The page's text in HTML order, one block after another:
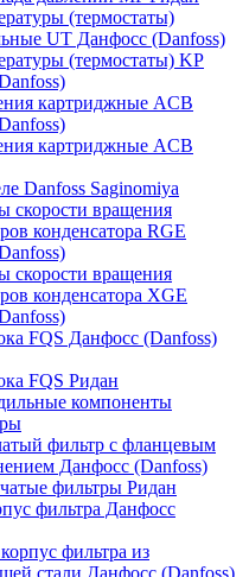
(термостаты)
UT Данфосс (Danfoss)
(термостаты) KP
картриджные ACB
картриджные ACB
Danfoss Saginomiya
скорости вращения
конденсатора RGE
скорости вращения
конденсатора XGE
FQS Данфосс (Danfoss)
FQS Ридан
компоненты
фильтр с фланцевым
Данфосс (Danfoss)
фильтры Ридан
фильтра Данфосс
фильтра из
стали Данфосс (Danfoss)